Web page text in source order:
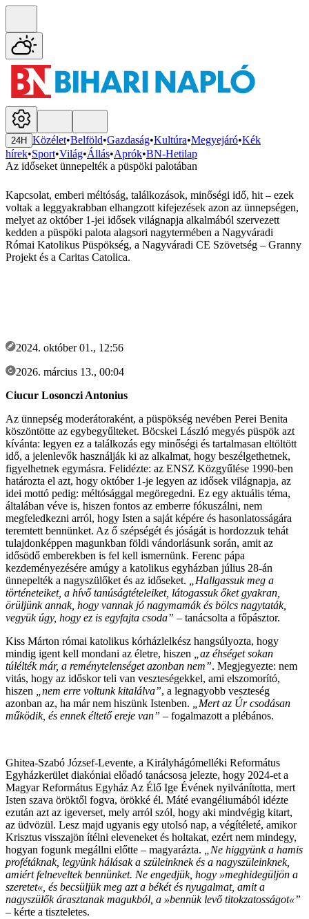
24H Közélet•Belföld•Gazdaság•Kultúra•Megyejáró•Kék
hírek•Sport•Világ•Állás•Aprók•BN-Hetilap
Az időseket ünnepelték a püspöki palotában
Kapcsolat, emberi méltóság, találkozások, minőségi idő, hit – ezek
voltak a leggyakrabban elhangzott kifejezések azon az ünnepségen,
melyet az október 1-jei idősek világnapja alkalmából szervezett
kedden a püspöki palota alagsori nagytermében a Nagyváradi
Római Katolikus Püspökség, a Nagyváradi CE Szövetség – Granny
Projekt és a Caritas Catolica.
2024. október 01., 12:56
2026. március 13., 00:04
Ciucur Losonczi Antonius
Az ünnepség moderátoraként, a püspökség nevében Perei Benita
köszöntötte az egybegyűlteket. Böcskei László megyés püspök azt
kívánta: legyen ez a találkozás egy minőségi és tartalmasan eltöltött
idő, a jelenlevők használják ki az alkalmat, hogy beszélgethetnek,
figyelhetnek egymásra. Felidézte: az ENSZ Közgyűlése 1990-ben
határozta el azt, hogy október 1-je legyen az idősek világnapja, az
idei mottó pedig: méltósággal megöregedni. Ez egy aktuális téma,
általában véve is, hiszen fontos az emberre fókuszálni, nem
megfeledkezni arról, hogy Isten a saját képére és hasonlatosságára
teremtett bennünket. Az ő szépségét és jóságát is hordozzuk tehát
tulajdonképpen magunkban földi vándorlásunk során, amit az
idősödő emberekben is fel kell ismernünk. Ferenc pápa
kezdeményezésére amúgy a katolikus egyházban július 28-án
ünnepelték a nagyszülőket és az időseket.
„Hallgassuk meg a
történeteiket, a hívő tanúságtételeiket, látogassuk őket gyakran,
örüljünk annak, hogy vannak jó nagymamák és bölcs nagytaták,
vegyük úgy, hogy ez is egyfajta csoda” – tanácsolta a főpásztor.
Kiss Márton római katolikus kórházlelkész hangsúlyozta, hogy
mindig igent kell mondani az életre, hiszen „az éhséget sokan
túlélték már, a reménytelenséget azonban nem”. Megjegyezte: nem
vitás, hogy az időskor teli van veszteségekkel, ami elszomorító,
hiszen „nem erre voltunk kitalálva”, a legnagyobb veszteség
azonban az, ha már nem hiszünk Istenben.
„Mert az Úr csodásan
működik, és ennek éltető ereje van” – fogalmazott a plébános.
Ghitea-Szabó József-Levente, a Királyhágómelléki Református
Egyházkerület diakóniai előadó tanácsosa jelezte, hogy 2024-et a
Magyar Református Egyház Az Élő Ige Évének nyilvánította, mert
Isten szava öröktől fogva, örökké él. Máté evangéliumából idézte
ezután azt az igeverset, mely arról szól, hogy aki mindvégig kitart,
az üdvözül. Lesz majd ugyanis egy utolsó nap, a végítéleté, amikor
Krisztus visszajön ítélni eleveneket és holtakat, ezért nem mindegy,
hogyan fogunk megállni előtte – magyarázta. „Ne higgyünk a hamis
profétáknak, legyünk hálásak a szüleinknek és a nagyszüleinknek,
amiért felneveltek bennünket. Ne engedjük, hogy »meghidegüljön a
szeretet«, és becsüljük meg azt a békét és nyugalmat, amit a
nagyszülők árasztanak magukból, a »bennük levő titokzatosságot«”
– kérte a tiszteletes.